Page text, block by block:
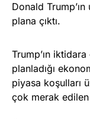
Donald
plana çıktı.
Trump’ın
planladığı
piyasa koşulları
çok merak edilen